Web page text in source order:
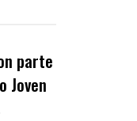
parte
Joven